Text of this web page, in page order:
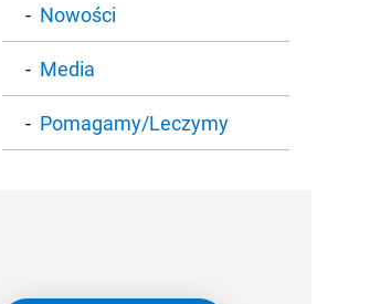
Nowości
Media
Pomagamy/Leczymy